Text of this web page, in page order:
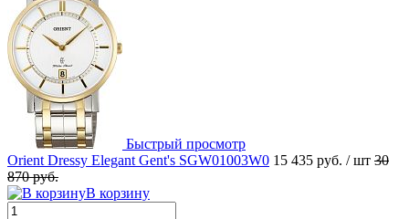
Быстрый просмотр
Orient Dressy Elegant Gent's SGW01003W0 15 435 руб. / шт 30
870 руб.
В корзину